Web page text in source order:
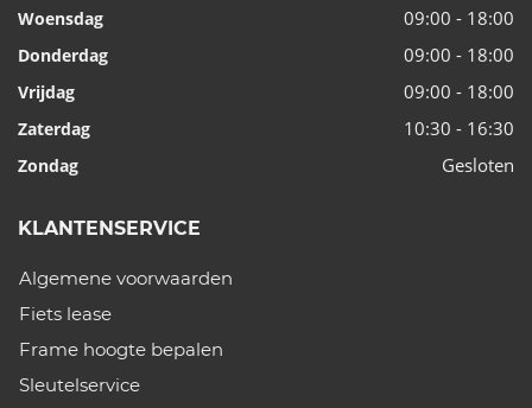
Woensdag 09:00 - 18:00
Donderdag 09:00 - 18:00
Vrijdag 09:00 - 18:00
Zaterdag 10:30 - 16:30
Zondag Gesloten
KLANTENSERVICE
Algemene voorwaarden
Fiets lease
Frame hoogte bepalen
Sleutelservice